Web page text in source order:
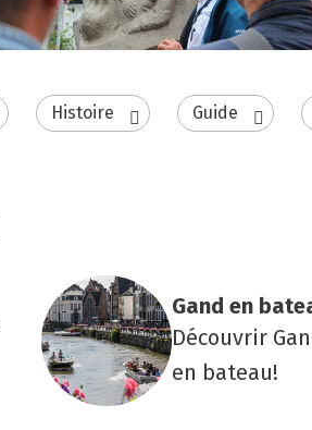
Histoire Guide
Gand en
Découvrir
en bateau!